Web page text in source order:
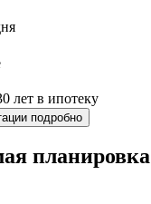
лет в ипотеку
подробно
планировка